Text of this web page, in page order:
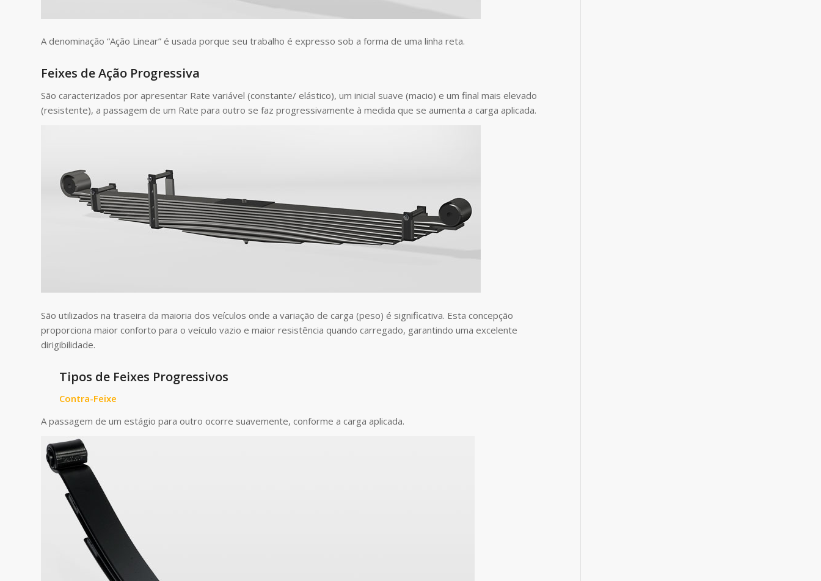
A denominação “Ação Linear” é usada porque seu trabalho é expresso sob a forma de uma linha reta.
Feixes de Ação Progressiva
São caracterizados por apresentar Rate variável (constante/ elástico), um inicial suave (macio) e um final mais elevado
(resistente), a passagem de um Rate para outro se faz progressivamente à medida que se aumenta a carga aplicada.
São utilizados na traseira da maioria dos veículos onde a variação de carga (peso) é significativa. Esta concepção
proporciona maior conforto para o veículo vazio e maior resistência quando carregado, garantindo uma excelente
dirigibilidade.
Tipos de Feixes Progressivos
Contra-Feixe
A passagem de um estágio para outro ocorre suavemente, conforme a carga aplicada.